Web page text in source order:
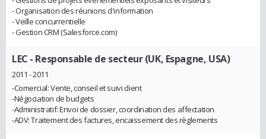
- Organisation des réunions d'information
- Veille concurrentielle
- Gestion CRM (Salesforce.com)
LEC - Responsable de secteur (UK, Espagne, USA)
2011 - 2011
-Comercial: Vente, conseil et suivi client
-Négociation de budgets
-Administratif: Envoi de dossier, coordination des affectation
-ADV: Traitement des factures, encaissement des règlements